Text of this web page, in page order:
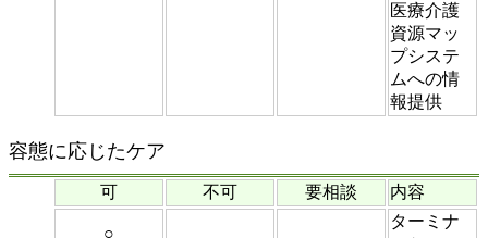
医療介護
資源マッ
プシステ
ムへの情
報提供
容態に応じたケア
可 不可 要相談 内容
○
ターミナ